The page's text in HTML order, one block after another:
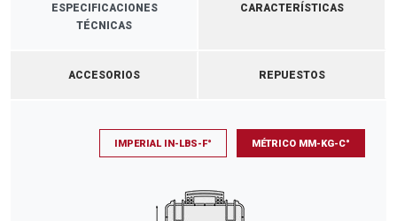
ESPECIFICACIONES
TÉCNICAS
CARACTERÍSTICAS
ACCESORIOS REPUESTOS
IMPERIAL IN-LBS-F° MÉTRICO MM-KG-C°